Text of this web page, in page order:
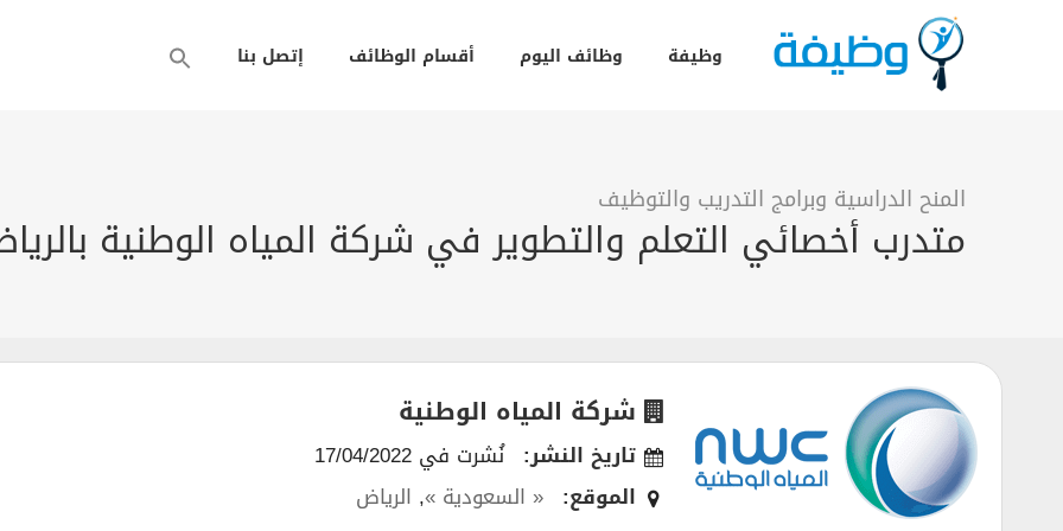
وظيفة وظائف اليوم أقسام الوظائف إتصل بنا
المنح الدراسية وبرامج التدريب والتوظيف
متدرب أخصائي التعلم والتطوير في شركة المياه الوطنية
شركة المياه الوطنية
تاريخ النشر: نُشرت في 17/04/2022
الموقع: « السعودية », الرياض